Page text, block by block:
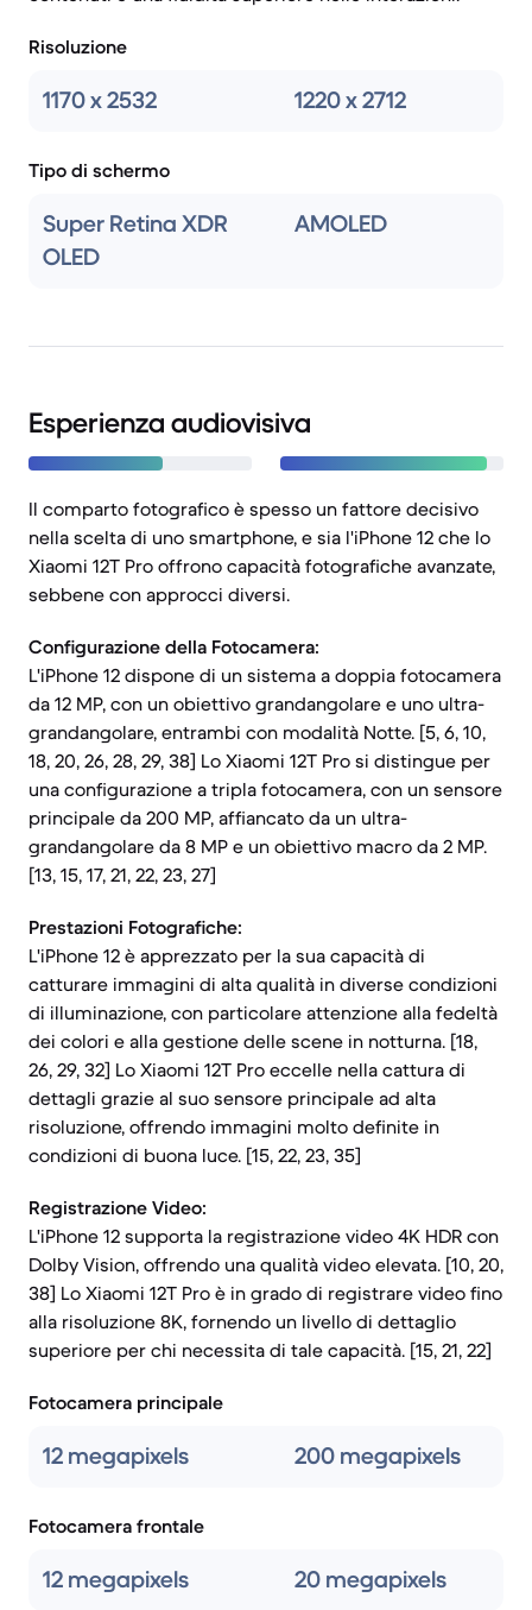
Risoluzione
1170 x 2532 1220 x 2712
Tipo di schermo
Super Retina XDR
OLED
AMOLED
Esperienza audiovisiva
Il comparto fotografico è spesso un fattore decisivo
nella scelta di uno smartphone, e sia l'iPhone 12 che lo
Xiaomi 12T Pro offrono capacità fotografiche avanzate,
sebbene con approcci diversi.
Configurazione della Fotocamera:
L'iPhone 12 dispone di un sistema a doppia fotocamera
da 12 MP, con un obiettivo grandangolare e uno ultra-
grandangolare, entrambi con modalità Notte. [5, 6, 10,
18, 20, 26, 28, 29, 38] Lo Xiaomi 12T Pro si distingue per
una configurazione a tripla fotocamera, con un sensore
principale da 200 MP, affiancato da un ultra-
grandangolare da 8 MP e un obiettivo macro da 2 MP.
[13, 15, 17, 21, 22, 23, 27]
Prestazioni Fotografiche:
L'iPhone 12 è apprezzato per la sua capacità di
catturare immagini di alta qualità in diverse condizioni
di illuminazione, con particolare attenzione alla fedeltà
dei colori e alla gestione delle scene in notturna. [18,
26, 29, 32] Lo Xiaomi 12T Pro eccelle nella cattura di
dettagli grazie al suo sensore principale ad alta
risoluzione, offrendo immagini molto definite in
condizioni di buona luce. [15, 22, 23, 35]
Registrazione Video:
L'iPhone 12 supporta la registrazione video 4K HDR con
Dolby Vision, offrendo una qualità video elevata. [10, 20,
38] Lo Xiaomi 12T Pro è in grado di registrare video fino
alla risoluzione 8K, fornendo un livello di dettaglio
superiore per chi necessita di tale capacità. [15, 21, 22]
Fotocamera principale
12 megapixels 200 megapixels
Fotocamera frontale
12 megapixels 20 megapixels